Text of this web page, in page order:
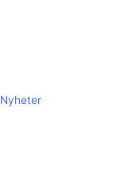
Nyheter